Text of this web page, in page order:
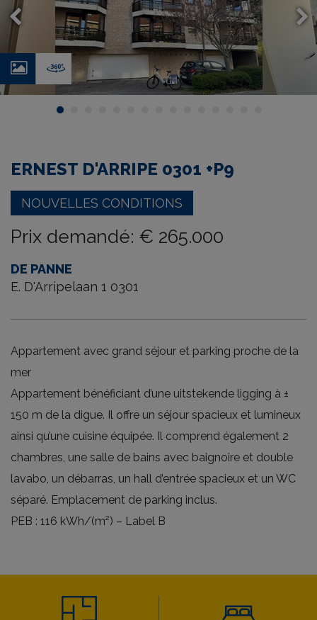
Virtual
ERNEST D'ARRIPE 0301 +P9
NOUVELLES CONDITIONS
Prix demandé: € 265.000
DE PANNE
E. D'Arripelaan 1 0301
Appartement avec grand séjour et parking proche de la
mer
Appartement bénéficiant d’une uitstekende ligging à ±
150 m de la digue. Il offre un séjour spacieux et lumineux
ainsi qu’une cuisine équipée. Il comprend également 2
chambres, une salle de bains avec baignoire et double
lavabo, un débarras, un hall d’entrée spacieux et un WC
séparé. Emplacement de parking inclus.
PEB : 116 kWh/(m²) – Label B